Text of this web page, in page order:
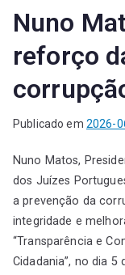
Nuno
reforço
Publicado em 2026-
Nuno Matos,
dos Juízes
a prevenção da
integridade e
“Transparência e
Cidadania”, no dia 5